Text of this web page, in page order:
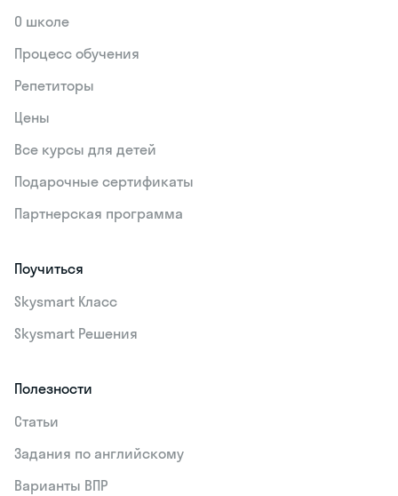
О школе
Процесс обучения
Репетиторы
Цены
Все курсы для детей
Подарочные сертификаты
Партнерская программа
Поучиться
Skysmart Класс
Skysmart Решения
Полезности
Статьи
Задания по английскому
Варианты ВПР